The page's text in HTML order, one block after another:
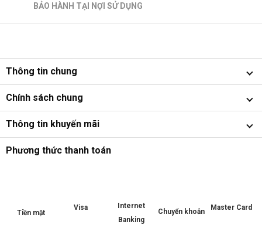
BẢO HÀNH TẠI NỢI SỬ DỤNG
Thông tin chung
Chính sách chung
Thông tin khuyến mãi
Phương thức thanh toán
Tiền mặt
Visa
Internet
Banking
Chuyển khoản Master Card